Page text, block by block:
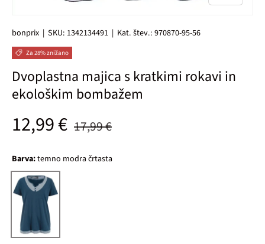
bonprix | SKU: 1342134491 | Kat. štev.: 970870-95-56
Za 28% znižano
Dvoplastna majica s kratkimi rokavi in
ekološkim bombažem
Prodajna cena
12,99 € Običajna cena
17,99 €
Barva:temno modra črtasta
temno modra črtasta